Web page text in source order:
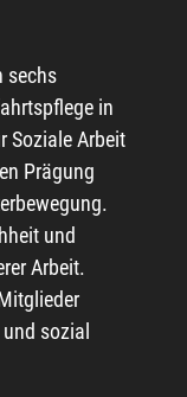
sechs
in
Soziale Arbeit
Prägung
und
Arbeit.
sozial